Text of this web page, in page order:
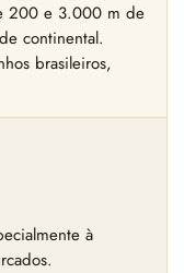
200 e 3.000 m de
continental.
brasileiros,
à